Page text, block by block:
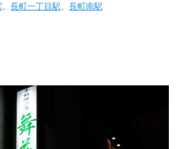
長町一丁目駅 長町南駅